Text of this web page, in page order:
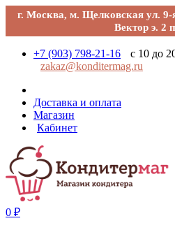
г. Москва, м. Щелковская ул.
Вектор э. 2
+7 (903) 798-21-16
с 10 до
zakaz@konditermag.ru
Доставка и оплата
Магазин
Кабинет
0 ₽